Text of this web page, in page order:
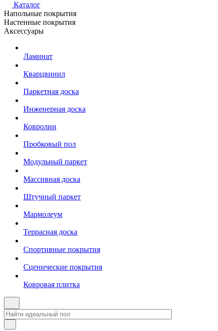
Каталог
Напольные покрытия
Настенные покрытия
Аксессуары
Ламинат
Кварцвинил
Паркетная доска
Инженерная доска
Ковролин
Пробковый пол
Модульный паркет
Массивная доска
Штучный паркет
Мармолеум
Террасная доска
Спортивные покрытия
Сценические покрытия
Ковровая плитка